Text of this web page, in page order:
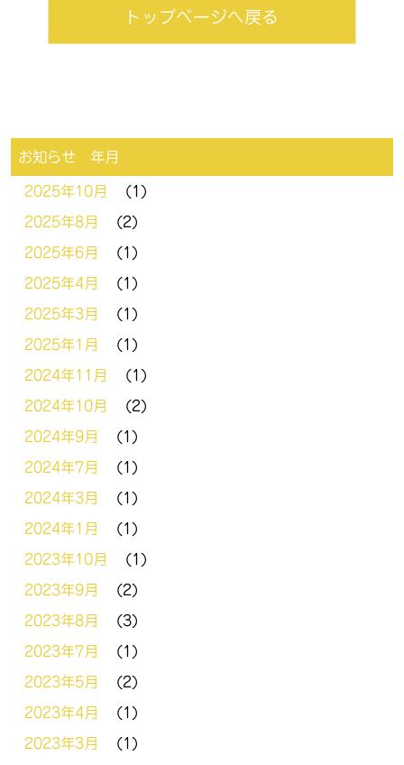
トップページへ戻る
お知らせ 年月
2025年10月 (1)
2025年8月 (2)
2025年6月 (1)
2025年4月 (1)
2025年3月 (1)
2025年1月 (1)
2024年11月 (1)
2024年10月 (2)
2024年9月 (1)
2024年7月 (1)
2024年3月 (1)
2024年1月 (1)
2023年10月 (1)
2023年9月 (2)
2023年8月 (3)
2023年7月 (1)
2023年5月 (2)
2023年4月 (1)
2023年3月 (1)